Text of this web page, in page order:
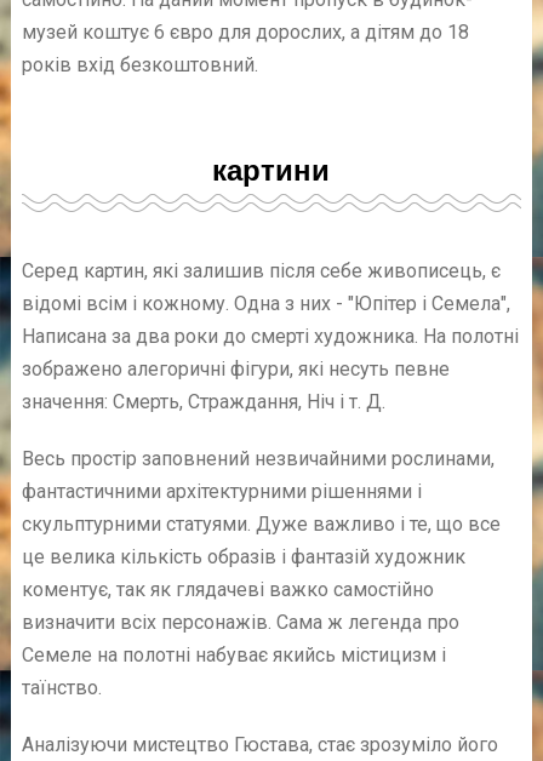
музей коштує 6 євро для дорослих, а дітям до 18
років вхід безкоштовний.
картини
Серед картин, які залишив після себе живописець, є
відомі всім і кожному. Одна з них - "Юпітер і Семела",
Написана за два роки до смерті художника. На полотні
зображено алегоричні фігури, які несуть певне
значення: Смерть, Страждання, Ніч і т. Д.
Весь простір заповнений незвичайними рослинами,
фантастичними архітектурними рішеннями і
скульптурними статуями. Дуже важливо і те, що все
це велика кількість образів і фантазій художник
коментує, так як глядачеві важко самостійно
визначити всіх персонажів. Сама ж легенда про
Семеле на полотні набуває якийсь містицизм і
таїнство.
Аналізуючи мистецтво Гюстава, стає зрозуміло його